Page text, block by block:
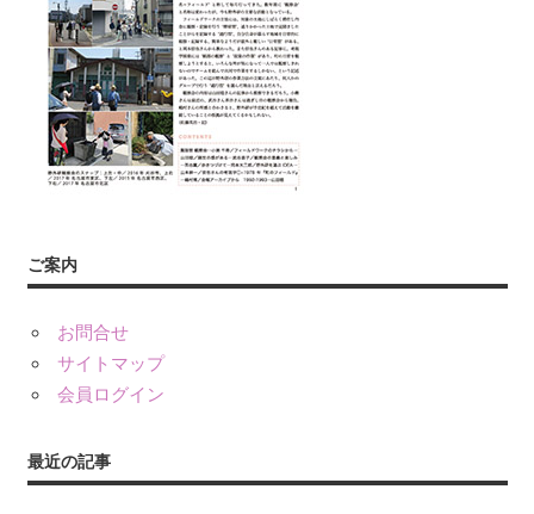
展
示、
ワ
ー
ク
シ
ョ
講
（講
義）
な
よ
ご案内
お問合せ
サイトマップ
会員ログイン
最近の記事